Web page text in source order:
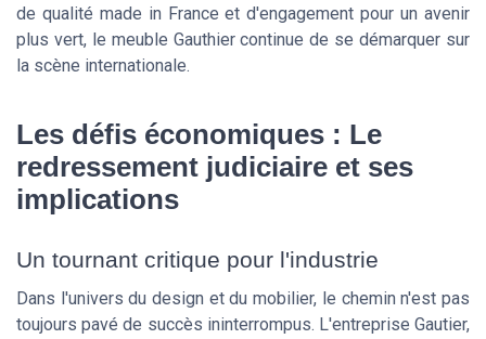
de qualité made in France et d'engagement pour un avenir
plus vert, le meuble Gauthier continue de se démarquer sur
la scène internationale.
Les défis économiques : Le
redressement judiciaire et ses
implications
Un tournant critique pour l'industrie
Dans l'univers du design et du mobilier, le chemin n'est pas
toujours pavé de succès ininterrompus. L'entreprise Gautier,